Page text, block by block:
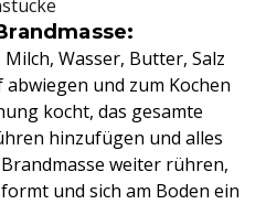
Wasser, Butter, Salz
und zum Kochen
kocht, das gesamte
hinzufügen und alles
weiter rühren,
und sich am Boden ein